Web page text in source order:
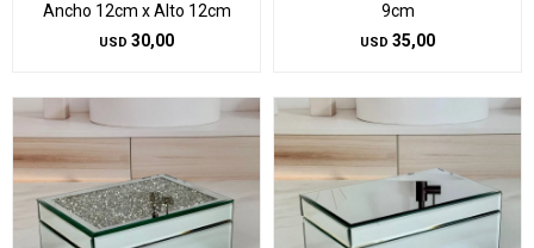
Ancho 12cm x Alto 12cm
USD 30,00
9cm
USD 35,00